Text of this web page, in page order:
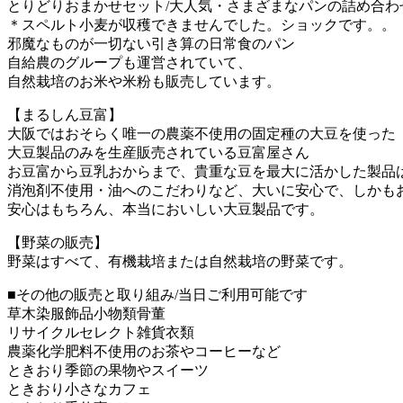
とりどりおまかせセット/大人気・さまざまなパンの詰め合わ
＊スペルト小麦が収穫できませんでした。ショックです。。
邪魔なものが一切ない引き算の日常食のパン
自給農のグループも運営されていて、
自然栽培のお米や米粉も販売しています。
【まるしん豆富】
大阪ではおそらく唯一の農薬不使用の固定種の大豆を使った
大豆製品のみを生産販売されている豆富屋さん
お豆富から豆乳おからまで、貴重な豆を最大に活かした製品
消泡剤不使用・油へのこだわりなど、大いに安心で、しかも
安心はもちろん、本当においしい大豆製品です。
【野菜の販売】
野菜はすべて、有機栽培または自然栽培の野菜です。
■その他の販売と取り組み/当日ご利用可能です
草木染服飾品小物類骨董
リサイクルセレクト雑貨衣類
農薬化学肥料不使用のお茶やコーヒーなど
ときおり季節の果物やスイーツ
ときおり小さなカフェ